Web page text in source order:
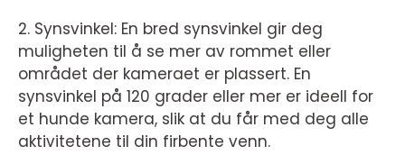
2. Synsvinkel: En bred synsvinkel gir deg
muligheten til å se mer av rommet eller
området der kameraet er plassert. En
synsvinkel på 120 grader eller mer er ideell for
et hunde kamera, slik at du får med deg alle
aktivitetene til din firbente venn.